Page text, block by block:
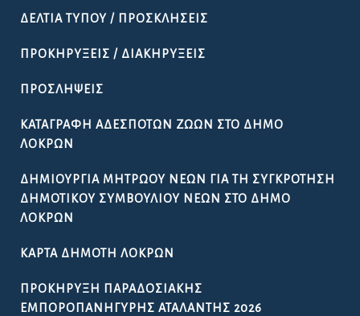
ΔΕΛΤΊΑ ΤΎΠΟΥ / ΠΡΟΣΚΛΉΣΕΙΣ
ΠΡΟΚΗΡΎΞΕΙΣ / ΔΙΑΚΗΡΎΞΕΙΣ
ΠΡΟΣΛΉΨΕΙΣ
ΚΑΤΑΓΡΑΦΉ ΑΔΈΣΠΟΤΩΝ ΖΏΩΝ ΣΤΟ ΔΉΜΟ
ΛΟΚΡΏΝ
ΔΗΜΙΟΥΡΓΊΑ ΜΗΤΡΏΟΥ ΝΈΩΝ ΓΙΑ ΤΗ ΣΥΓΚΡΌΤΗΣΗ
ΔΗΜΟΤΙΚΟΎ ΣΥΜΒΟΥΛΊΟΥ ΝΈΩΝ ΣΤΟ ΔΉΜΟ
ΛΟΚΡΏΝ
ΚΆΡΤΑ ΔΗΜΌΤΗ ΛΟΚΡΏΝ
ΠΡΟΚΉΡΥΞΗ ΠΑΡΑΔΟΣΙΑΚΉΣ
ΕΜΠΟΡΟΠΑΝΉΓΥΡΗΣ ΑΤΑΛΆΝΤΗΣ 2026